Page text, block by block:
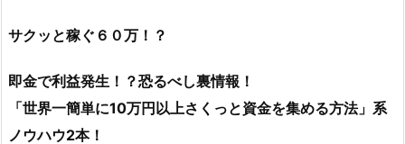
サクッと稼ぐ６０万！？
即金で利益発生！？恐るべし裏情報！
「世界一簡単に10万円以上さくっと資金を集める方法」系
ノウハウ2本！